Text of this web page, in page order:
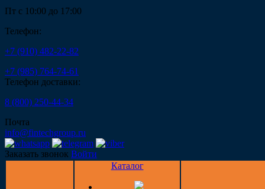
Пт с 10:00 до 17:00
Телефон:
+7 (910) 482-22-82
+7 (985) 764-74-61
Телефон доставки:
8 (800) 250-44-34
Почта
info@fintechgroup.ru
Заказать звонок Войти
Каталог